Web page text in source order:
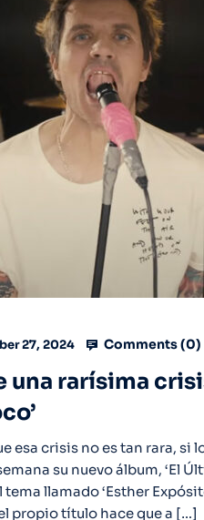
27, 2024 Comments (0)
una rarísima
esa crisis no es tan rara,
su nuevo álbum, ‘El
llamado ‘Esther
propio título hace que a […]